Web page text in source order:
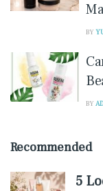
BY
BY
Recommended
5